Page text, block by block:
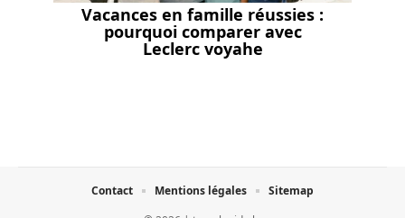
Vacances en famille réussies :
pourquoi comparer avec
Leclerc voyahe
Contact Mentions légales Sitemap